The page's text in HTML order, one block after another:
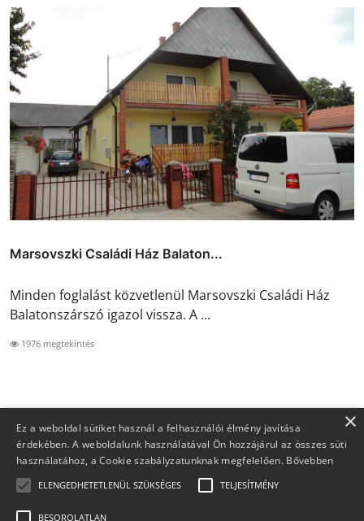
Marsovszki Családi Ház Balaton...
Minden foglalást közvetlenül Marsovszki Családi Ház
Balatonszárszó igazol vissza. A ...
1976 megtekintés
×
Ez a weboldal sütiket használ a felhasználói élmény javítása
érdekében. A weboldalunk használatával Ön hozzájárul az összes süti
használatához, a Cookie szabályzatunknak megfelelően. Bővebben
ELENGEDHETETLENÜL SZÜKSÉGES TELJESÍTMÉNY
BESOROLATLAN